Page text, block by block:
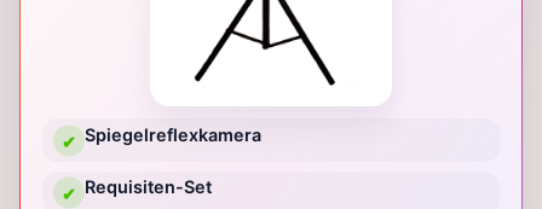
✔ Spiegelreflexkamera
✔ Requisiten-Set